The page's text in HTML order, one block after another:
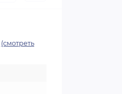
(смотреть